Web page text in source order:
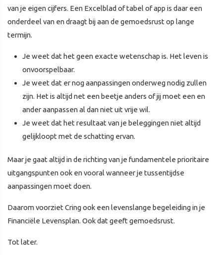
van je eigen cijfers. Een Excelblad of tabel of app is daar een
onderdeel van en draagt bij aan de gemoedsrust op lange
termijn.
Je weet dat het geen exacte wetenschap is. Het leven is
onvoorspelbaar.
Je weet dat er nog aanpassingen onderweg nodig zullen
zijn. Het is altijd net een beetje anders of jij moet een en
ander aanpassen al dan niet uit vrije wil.
Je weet dat het resultaat van je beleggingen niet altijd
gelijkloopt met de schatting ervan.
Maar je gaat altijd in de richting van je fundamentele prioritaire
uitgangspunten ook en vooral wanneer je tussentijdse
aanpassingen moet doen.
Daarom voorziet Cring ook een levenslange begeleiding in je
Financiële Levensplan. Ook dat geeft gemoedsrust.
Tot later.